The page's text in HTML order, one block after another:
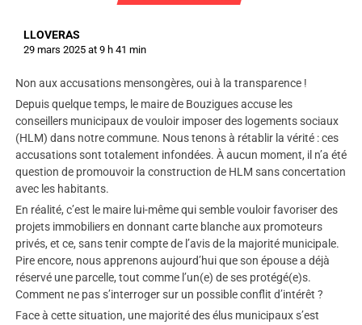
LLOVERAS
29 mars 2025 at 9 h 41 min
Non aux accusations mensongères, oui à la transparence !
Depuis quelque temps, le maire de Bouzigues accuse les
conseillers municipaux de vouloir imposer des logements sociaux
(HLM) dans notre commune. Nous tenons à rétablir la vérité : ces
accusations sont totalement infondées. À aucun moment, il n’a été
question de promouvoir la construction de HLM sans concertation
avec les habitants.
En réalité, c’est le maire lui-même qui semble vouloir favoriser des
projets immobiliers en donnant carte blanche aux promoteurs
privés, et ce, sans tenir compte de l’avis de la majorité municipale.
Pire encore, nous apprenons aujourd’hui que son épouse a déjà
réservé une parcelle, tout comme l’un(e) de ses protégé(e)s.
Comment ne pas s’interroger sur un possible conflit d’intérêt ?
Face à cette situation, une majorité des élus municipaux s’est